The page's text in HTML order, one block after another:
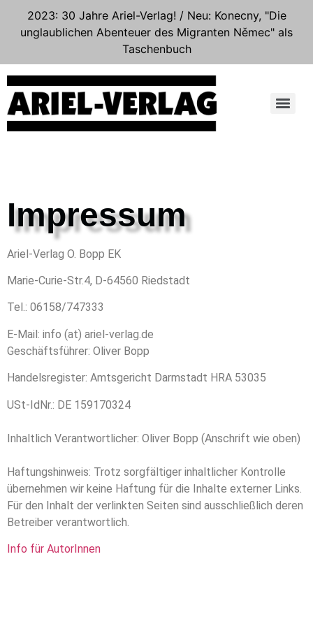
2023: 30 Jahre Ariel-Verlag! / Neu: Konecny, "Die
unglaublichen Abenteuer des Migranten Němec" als
Taschenbuch
Impressum
Ariel-Verlag O. Bopp EK
Marie-Curie-Str.4, D-64560 Riedstadt
Tel.: 06158/747333
E-Mail: info (at) ariel-verlag.de
Geschäftsführer: Oliver Bopp
Handelsregister: Amtsgericht Darmstadt HRA 53035
USt-IdNr.: DE 159170324
Inhaltlich Verantwortlicher: Oliver Bopp (Anschrift wie oben)
Haftungshinweis: Trotz sorgfältiger inhaltlicher Kontrolle
übernehmen wir keine Haftung für die Inhalte externer Links.
Für den Inhalt der verlinkten Seiten sind ausschließlich deren
Betreiber verantwortlich.
Info für AutorInnen